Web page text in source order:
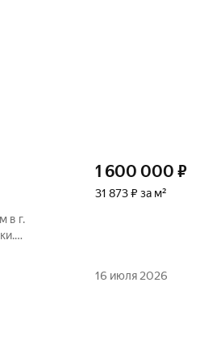
в г.
метры
1 600 000 ₽
31 873 ₽ за м²
16 июля 2026